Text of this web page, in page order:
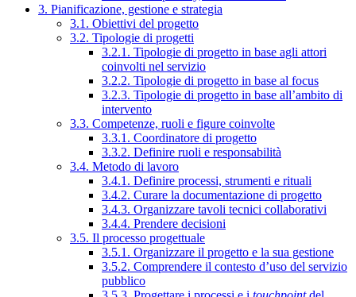
3. Pianificazione, gestione e strategia
3.1. Obiettivi del progetto
3.2. Tipologie di progetti
3.2.1. Tipologie di progetto in base agli attori
coinvolti nel servizio
3.2.2. Tipologie di progetto in base al focus
3.2.3. Tipologie di progetto in base all’ambito di
intervento
3.3. Competenze, ruoli e figure coinvolte
3.3.1. Coordinatore di progetto
3.3.2. Definire ruoli e responsabilità
3.4. Metodo di lavoro
3.4.1. Definire processi, strumenti e rituali
3.4.2. Curare la documentazione di progetto
3.4.3. Organizzare tavoli tecnici collaborativi
3.4.4. Prendere decisioni
3.5. Il processo progettuale
3.5.1. Organizzare il progetto e la sua gestione
3.5.2. Comprendere il contesto d’uso del servizio
pubblico